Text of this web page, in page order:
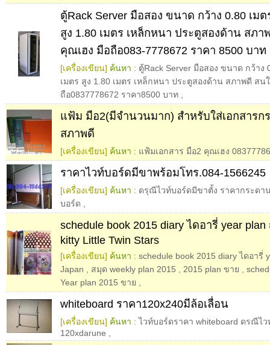
ตู้Rack Server มือสอง ขนาด กว้าง 0.80 เมต
สูง 1.80 เมตร เหล็กหนา ประตูสองด้าน สภ
คุณเฮง มือถือ083-7778672 ราคา 8500 บาท
[เครื่องเขียน] ค้นหา : ตู้Rack Server มือสอง ขนาด กว้าง
เมตร สูง 1.80 เมตร เหล็กหนา ประตูสองด้าน สภาพดี สน
ถือ0837778672 ราคา8500 บาท
แฟ้ม มือ2(มีจำนวนมาก) สำหรับใส่เอกสารก
สภาพดี
[เครื่องเขียน] ค้นหา : แฟ้มเอกสาร มือ2 คุณเฮง
ราคาไวท์บอร์ดมีขาพร้อมโทร.084-1566245
[เครื่องเขียน] ค้นหา : ดรุณีไวท์บอร์ดมีขาตั้ง ราคากระดา
บอร์ด
schedule book 2015 diary ไดอารี่ year
kitty Little Twin Stars
[เครื่องเขียน] ค้นหา : schedule book 2015 diary ไดอารี่
Japan
สมุด weekly plan 2015 2015 plan ขาย
Year plan 2015 ขาย
whiteboard ราคา120x240มีล้อเลื่อน
[เครื่องเขียน] ค้นหา : ไวท์บอร์ดราคา whiteboard ดรณีไ
120xdarune